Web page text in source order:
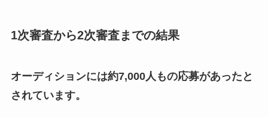
1次審査から2次審査までの結果
オーディションには約7,000人もの応募があったと
されています。